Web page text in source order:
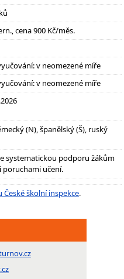
cena 900 Kč/měs.
v neomezené míře
v neomezené míře
(N), španělský (Š), ruský
systematickou podporu žákům
poruchami učení.
České školní inspekce.